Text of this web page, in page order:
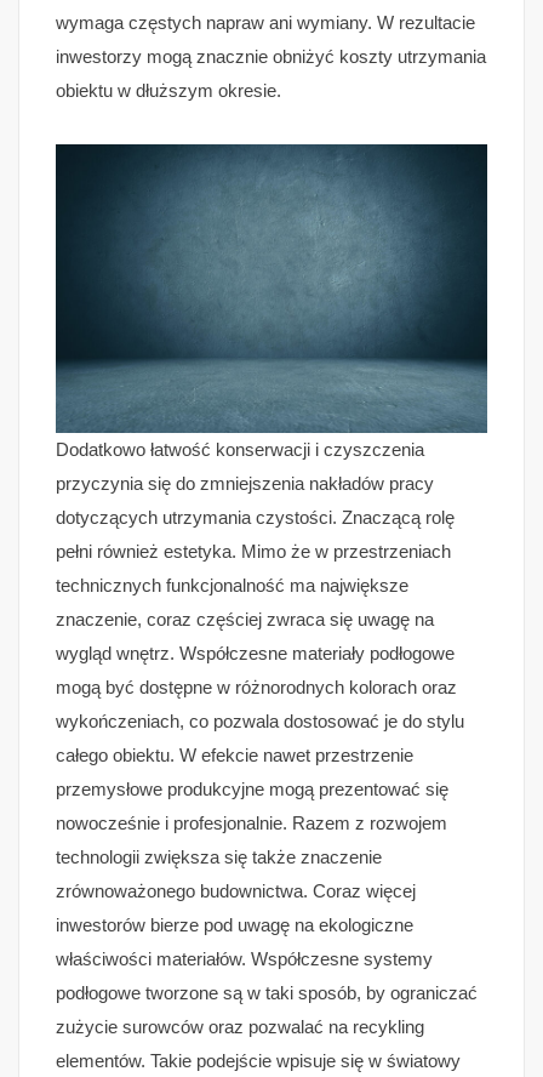
wymaga częstych napraw ani wymiany. W rezultacie
inwestorzy mogą znacznie obniżyć koszty utrzymania
obiektu w dłuższym okresie.
Dodatkowo łatwość konserwacji i czyszczenia
przyczynia się do zmniejszenia nakładów pracy
dotyczących utrzymania czystości. Znaczącą rolę
pełni również estetyka. Mimo że w przestrzeniach
technicznych funkcjonalność ma największe
znaczenie, coraz częściej zwraca się uwagę na
wygląd wnętrz. Współczesne materiały podłogowe
mogą być dostępne w różnorodnych kolorach oraz
wykończeniach, co pozwala dostosować je do stylu
całego obiektu. W efekcie nawet przestrzenie
przemysłowe produkcyjne mogą prezentować się
nowocześnie i profesjonalnie. Razem z rozwojem
technologii zwiększa się także znaczenie
zrównoważonego budownictwa. Coraz więcej
inwestorów bierze pod uwagę na ekologiczne
właściwości materiałów. Współczesne systemy
podłogowe tworzone są w taki sposób, by ograniczać
zużycie surowców oraz pozwalać na recykling
elementów. Takie podejście wpisuje się w światowy